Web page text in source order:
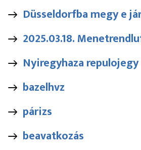
Düsseldorfba megy e
2025.03.18.
Nyiregyhaza repulojegy
bazelhvz
párizs
beavatkozás